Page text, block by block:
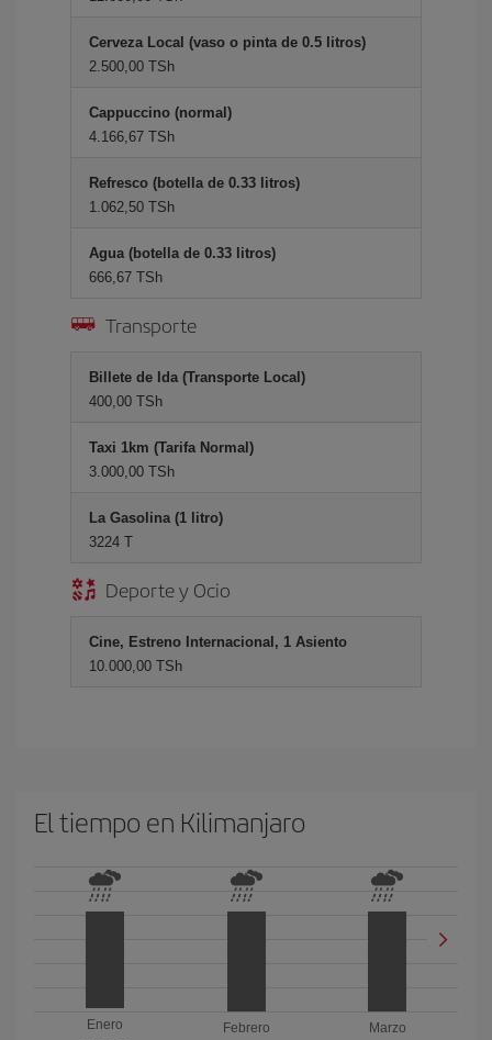
Cerveza Local (vaso o pinta de 0.5 litros)
2.500,00 TSh
Cappuccino (normal)
4.166,67 TSh
Refresco (botella de 0.33 litros)
1.062,50 TSh
Agua (botella de 0.33 litros)
666,67 TSh
Transporte
Billete de Ida (Transporte Local)
400,00 TSh
Taxi 1km (Tarifa Normal)
3.000,00 TSh
La Gasolina (1 litro)
3224 T
Deporte y Ocio
Cine, Estreno Internacional, 1 Asiento
10.000,00 TSh
El tiempo en Kilimanjaro
Enero
Febrero
Marzo